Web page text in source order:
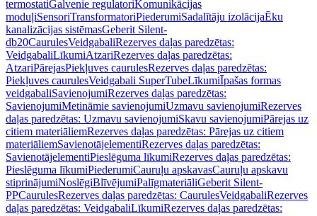
termostatiGalvenie regulatoriKomunikācijas
moduļiSensoriTransformatoriPiederumiSadalītāju izolācijaĒku
kanalizācijas sistēmasGeberit Silent-
db20CaurulesVeidgabaliRezerves daļas paredzētas:
VeidgabaliLīkumiAtzariRezerves daļas paredzētas:
AtzariPārejasPiekļuves caurulesRezerves daļas paredzētas:
Piekļuves caurulesVeidgabali SuperTubeLīkumiĪpašas formas
veidgabaliSavienojumiRezerves daļas paredzētas:
SavienojumiMetināmie savienojumiUzmavu savienojumiRezerves
daļas paredzētas: Uzmavu savienojumiSkavu savienojumiPārejas uz
citiem materiāliemRezerves daļas paredzētas: Pārejas uz citiem
materiāliemSavienotājelementiRezerves daļas paredzētas:
SavienotājelementiPieslēguma līkumiRezerves daļas paredzētas:
Pieslēguma līkumiPiederumiCauruļu apskavasCauruļu apskavu
stiprinājumiNoslēgiBlīvējumiPalīgmateriāliGeberit Silent-
PPCaurulesRezerves daļas paredzētas: CaurulesVeidgabaliRezerves
daļas paredzētas: VeidgabaliLīkumiRezerves daļas paredzētas: